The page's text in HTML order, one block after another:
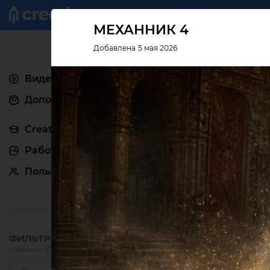
Видеоуроки
Дополнения
Creativo Pro
Работы
Пользователи
ФИЛЬТРЫ:
сбросить
МЕХАННИК 4
Добавлена 5 мая 2026